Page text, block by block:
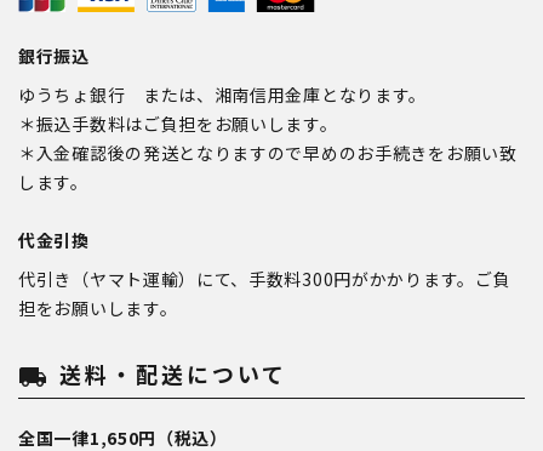
銀行振込
ゆうちょ銀行 または、湘南信用金庫となります。
＊振込手数料はご負担をお願いします。
＊入金確認後の発送となりますので早めのお手続きをお願い致
します。
代金引換
代引き（ヤマト運輸）にて、手数料300円がかかります。ご負
担をお願いします。
local_shipping 送料・配送について
全国一律1,650円（税込）